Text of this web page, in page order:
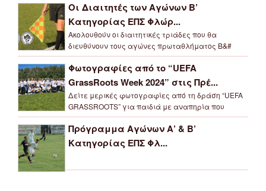
Οι Διαιτητές των Αγώνων Β’
Κατηγορίας ΕΠΣ Φλώρ...
Ακολουθούν οι διαιτητικές τριάδες που θα
διευθύνουν τους αγώνες πρωταθλήματος Β&#
Φωτογραφίες από το “UEFA
GrassRoots Week 2024” στις Πρέ...
Δείτε μερικές φωτογραφίες από τη δράση “UEFA
GRASSROOTS” για παιδιά με αναπηρία που
Πρόγραμμα Αγώνων Α’ & Β’
Κατηγορίας ΕΠΣ Φλ...